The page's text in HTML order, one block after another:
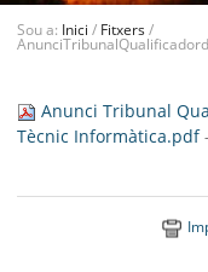
BELL-LLOC
Sou a: Inici / Fitxers/
Anunci Tribunal
Tècnic Informàtica.pdf